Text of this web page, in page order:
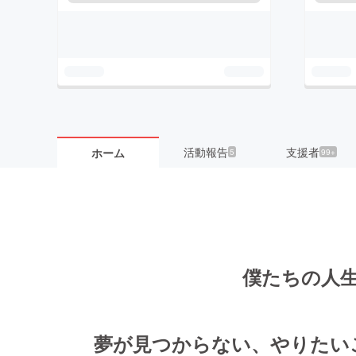
ホーム 活動報告5 支援者99+
僕たちの人
夢が見つからない、やりた